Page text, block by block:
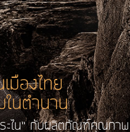
มืองไทย
นตำนาน
ะไน” กับผลิตภัณฑ์คุณภาพ